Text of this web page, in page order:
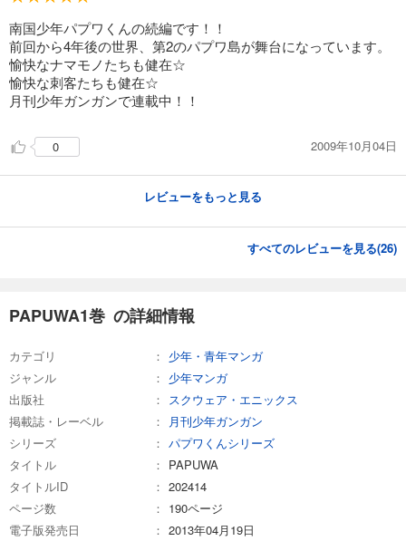
南国少年パプワくんの続編です！！
前回から4年後の世界、第2のパプワ島が舞台になっています。
愉快なナマモノたちも健在☆
愉快な刺客たちも健在☆
月刊少年ガンガンで連載中！！
0 2009年10月04日
レビューをもっと見る
すべてのレビューを見る(26)
PAPUWA1巻 の詳細情報
カテゴリ
少年・青年マンガ
ジャンル
少年マンガ
出版社
スクウェア・エニックス
掲載誌・レーベル
月刊少年ガンガン
シリーズ
パプワくんシリーズ
タイトル
PAPUWA
タイトルID
202414
ページ数
190ページ
電子版発売日
2013年04月19日